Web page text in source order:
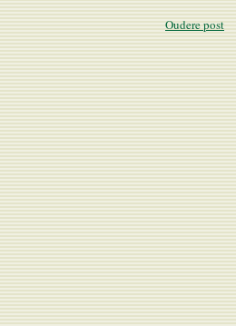
Oudere post